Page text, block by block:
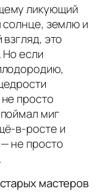
ликующий
солнце, землю и
это
Но если
просто
миг
в-росте и
не просто
мастеров